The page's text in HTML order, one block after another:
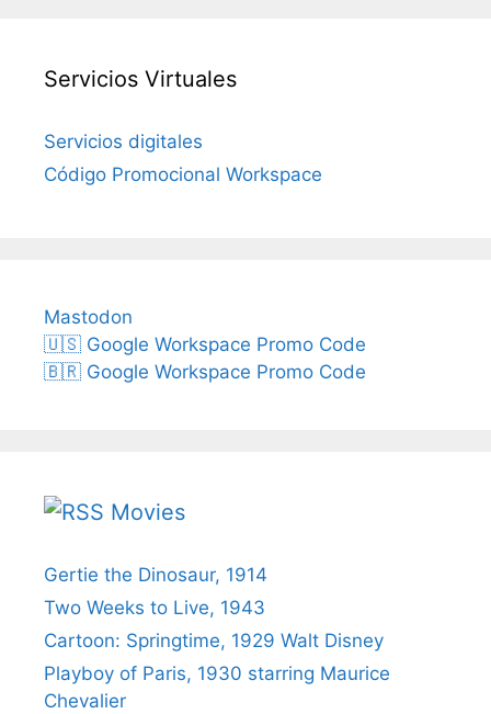
Servicios Virtuales
Servicios digitales
Código Promocional Workspace
Mastodon
🇺🇸 Google Workspace Promo Code
🇧🇷 Google Workspace Promo Code
Movies
Gertie the Dinosaur, 1914
Two Weeks to Live, 1943
Cartoon: Springtime, 1929 Walt Disney
Playboy of Paris, 1930 starring Maurice
Chevalier